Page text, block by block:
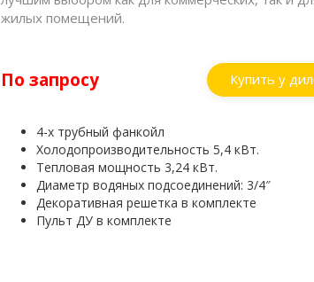
жилых помещений.
По запросу Купить у
4-х трубный фанкойл
Холодопроизводительность 5,4 кВт.
Тепловая мощность 3,24 кВт.
Диаметр водяных подсоединений: 3/4″
Декоративная решетка в комплекте
Пульт ДУ в комплекте